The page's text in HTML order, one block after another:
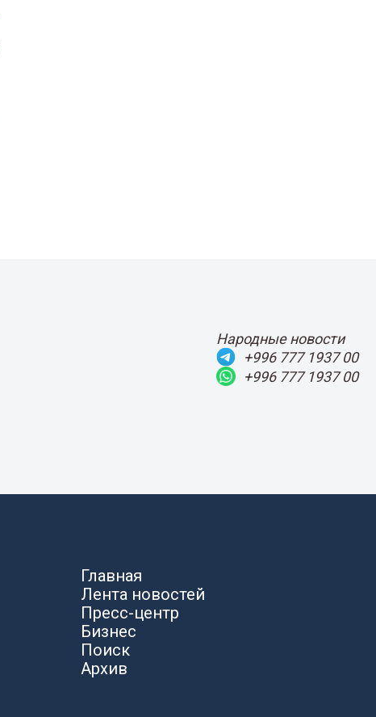
Народные новости
+996 777 1937 00
+996 777 1937 00
Главная
Лента новостей
Пресс-центр
Бизнес
Поиск
Архив